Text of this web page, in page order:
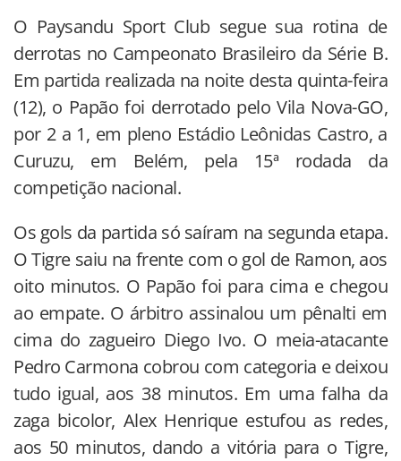
O Paysandu Sport Club segue sua rotina de
derrotas no Campeonato Brasileiro da Série B.
Em partida realizada na noite desta quinta-feira
(12), o Papão foi derrotado pelo Vila Nova-GO,
por 2 a 1, em pleno Estádio Leônidas Castro, a
Curuzu, em Belém, pela 15ª rodada da
competição nacional.
Os gols da partida só saíram na segunda etapa.
O Tigre saiu na frente com o gol de Ramon, aos
oito minutos. O Papão foi para cima e chegou
ao empate. O árbitro assinalou um pênalti em
cima do zagueiro Diego Ivo. O meia-atacante
Pedro Carmona cobrou com categoria e deixou
tudo igual, aos 38 minutos. Em uma falha da
zaga bicolor, Alex Henrique estufou as redes,
aos 50 minutos, dando a vitória para o Tigre,